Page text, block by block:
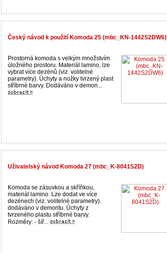
Český návod k použití Komoda 25 (mbc_KN-1442S2DW6)
Prostorná komoda s velkým množstvím
úložného prostoru. Materiál lamino, lze
vybrat více dezénů (viz. volitelné
parametry). Úchyty a nožky tvrzený plast
stříbrné barvy. Dodáváno v demon...
Uživatelský návod Komoda 27 (mbc_K-8041S2D)
Komoda se zásuvkou a skříňkou,
materiál lamino. Lze dodat ve více
dezénech (viz. volitelné parametry).
dodáváno v demontu. Úchyty z
tvrzeného plastu stříbrné barvy.
Rozměry: - šíř...